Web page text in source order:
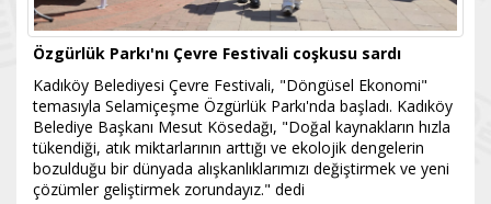
Özgürlük Parkı'nı Çevre Festivali coşkusu sardı
Kadıköy Belediyesi Çevre Festivali, "Döngüsel Ekonomi"
temasıyla Selamiçeşme Özgürlük Parkı'nda başladı. Kadıköy
Belediye Başkanı Mesut Kösedağı, "Doğal kaynakların hızla
tükendiği, atık miktarlarının arttığı ve ekolojik dengelerin
bozulduğu bir dünyada alışkanlıklarımızı değiştirmek ve yeni
çözümler geliştirmek zorundayız." dedi